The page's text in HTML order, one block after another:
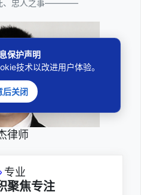
忠人之事————
律师
专业
聚焦专注
保护声明
技术以改进用户体验。
后关闭